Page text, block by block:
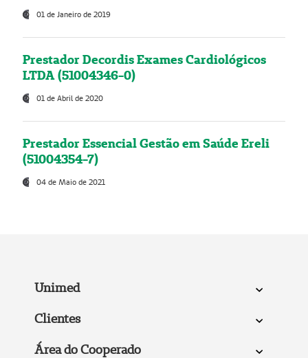
01 de Janeiro de 2019
Prestador Decordis Exames Cardiológicos
LTDA (51004346-0)
01 de Abril de 2020
Prestador Essencial Gestão em Saúde Ereli
(51004354-7)
04 de Maio de 2021
Unimed
Clientes
Área do Cooperado